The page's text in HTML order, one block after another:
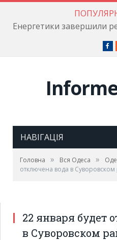
НАВІГАЦІЯ
Головна » Вся Одеса »
отключена вода в
22 января будет
в Суворовском